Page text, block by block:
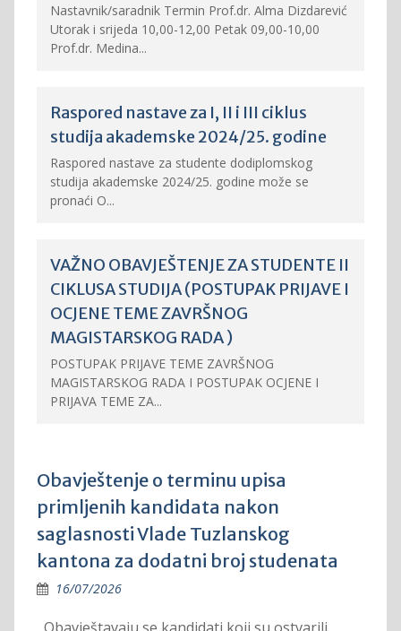
Nastavnik/saradnik Termin Prof.dr. Alma Dizdarević
Utorak i srijeda 10,00-12,00 Petak 09,00-10,00
Prof.dr. Medina...
Raspored nastave za I, II i III ciklus
studija akademske 2024/25. godine
Raspored nastave za studente dodiplomskog
studija akademske 2024/25. godine može se
pronaći O...
VAŽNO OBAVJEŠTENJE ZA STUDENTE II
CIKLUSA STUDIJA (POSTUPAK PRIJAVE I
OCJENE TEME ZAVRŠNOG
MAGISTARSKOG RADA )
POSTUPAK PRIJAVE TEME ZAVRŠNOG
MAGISTARSKOG RADA I POSTUPAK OCJENE I
PRIJAVA TEME ZA...
Obavještenje o terminu upisa
primljenih kandidata nakon
saglasnosti Vlade Tuzlanskog
kantona za dodatni broj studenata
16/07/2026